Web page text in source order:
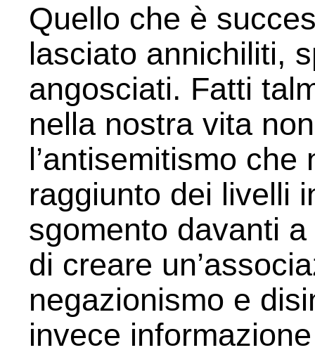
Quello che è
lasciato annichiliti,
angosciati. Fatti
nella nostra vita
l’antisemitismo
raggiunto dei livelli
sgomento davanti
di creare
negazionismo e
invece